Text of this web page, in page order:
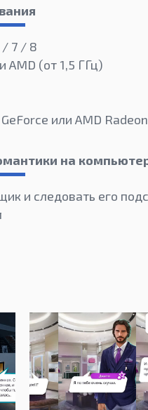
/ 7 / 8
AMD (от 1,5 ГГц)
или AMD
на
и следовать его